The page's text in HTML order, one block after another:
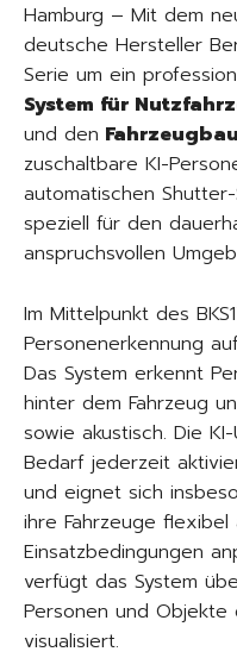
Hamburg – Mit dem
deutsche Hersteller
Serie um ein
System für
und den Fahrzeugbau
zuschaltbare KI-
automatischen
speziell für den
anspruchsvollen
Im Mittelpunkt des
Personenerkennung
Das System erkennt
hinter dem Fahrzeug
sowie akustisch. Die
Bedarf jederzeit
und eignet sich
ihre Fahrzeuge
Einsatzbedingungen
verfügt das System
Personen und
visualisiert.